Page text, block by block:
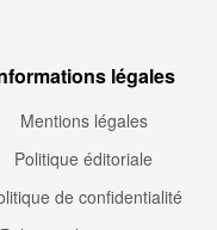
légales
Mentions légales
Politique éditoriale
de confidentialité